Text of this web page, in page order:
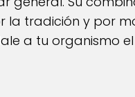
tradición y por
a tu organismo